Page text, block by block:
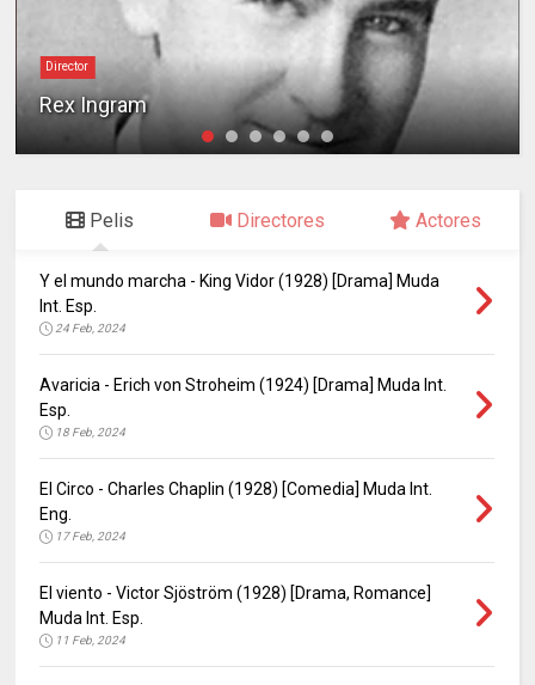
Director
Rex Ingram
Pelis Directores Actores
Y el mundo marcha - King Vidor (1928) [Drama] Muda
Int. Esp.
24 Feb, 2024
Avaricia - Erich von Stroheim (1924) [Drama] Muda Int.
Esp.
18 Feb, 2024
El Circo - Charles Chaplin (1928) [Comedia] Muda Int.
Eng.
17 Feb, 2024
El viento - Victor Sjöström (1928) [Drama, Romance]
Muda Int. Esp.
11 Feb, 2024